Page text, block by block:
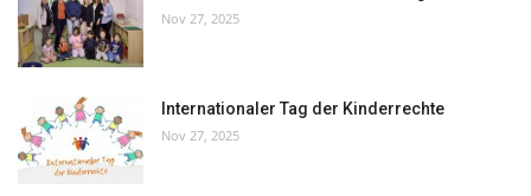
Nov 27, 2025
Internationaler Tag der Kinderrechte
Nov 27, 2025